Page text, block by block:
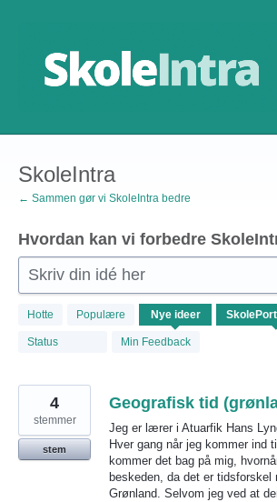
SkoleIntra
← Sammen gør vi SkoleIntra bedre
Hvordan kan vi forbedre
Skriv din idé her
Hotte Populære Nye ideer
Status Min Feedback
resultater
fundet
Geografisk tid
Jeg er lærer i Atuarfik Hans
Hver gang når jeg kommer ind
kommer det bag på mig,
beskeden, da det er tidsforskel
Grønland. Selvom jeg ved at
4
stemmer
stem